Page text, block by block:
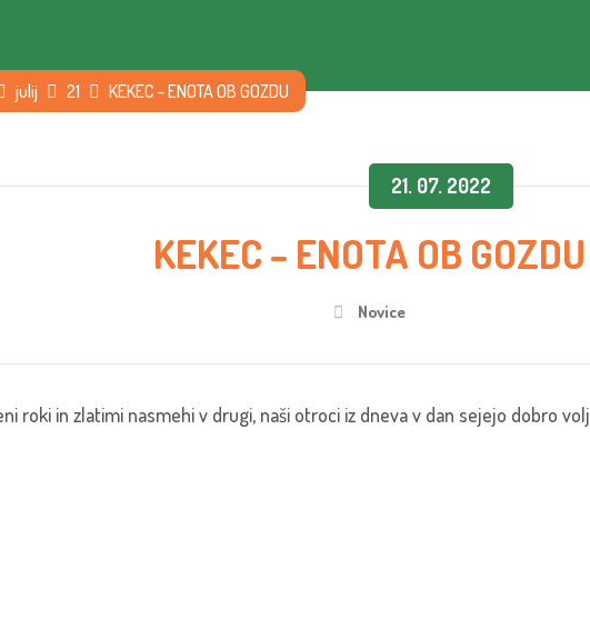
julij 21 KEKEC – ENOTA OB GOZDU
21. 07. 2022
KEKEC – ENOTA OB GOZDU
Novice
roki in zlatimi nasmehi v drugi, naši otroci iz dneva v dan sejejo dobro